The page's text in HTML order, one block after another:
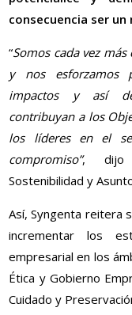
consecuencia ser
“Somos cada vez
y nos esforzamos
impactos y así
contribuyan a los
los líderes en el
compromiso”,
Sostenibilidad y
Así, Syngenta reitera
incrementar los
empresarial en los
Ética y Gobierno
Cuidado y